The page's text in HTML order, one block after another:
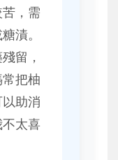
，需
漬。
留，
把柚
助消
太喜